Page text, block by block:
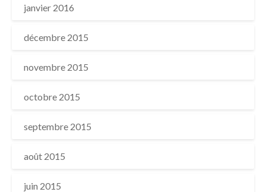
janvier 2016
décembre 2015
novembre 2015
octobre 2015
septembre 2015
août 2015
juin 2015